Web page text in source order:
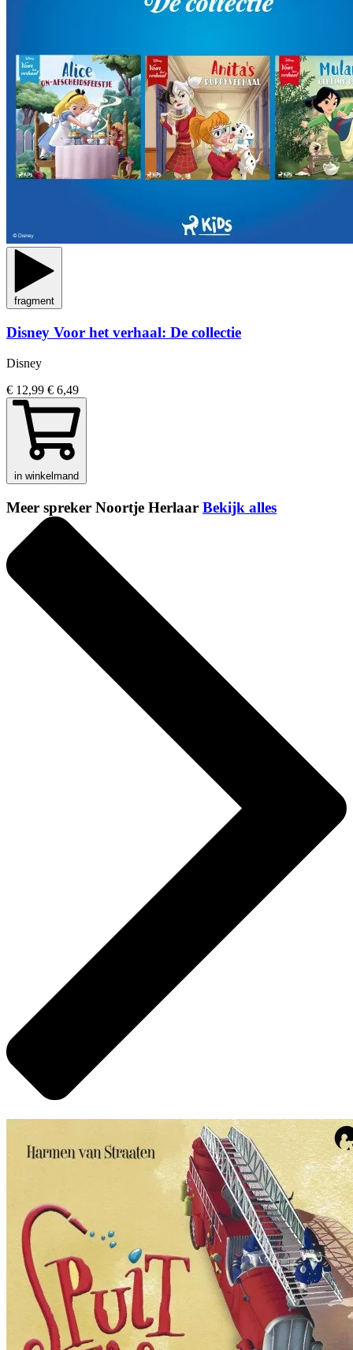
fragment
Disney Voor het verhaal: De collectie
Disney
€ 12,99 € 6,49
in winkelmand
Meer spreker Noortje Herlaar Bekijk alles